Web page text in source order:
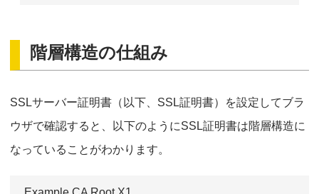
階層構造の仕組み
SSLサーバー証明書（以下、SSL証明書）を設定してブラ
ウザで確認すると、以下のようにSSL証明書は階層構造に
なっていることがわかります。